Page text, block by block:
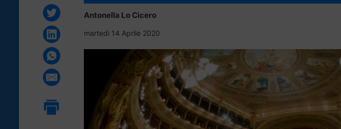
Antonella Lo Cicero
martedì 14 Aprile 2020